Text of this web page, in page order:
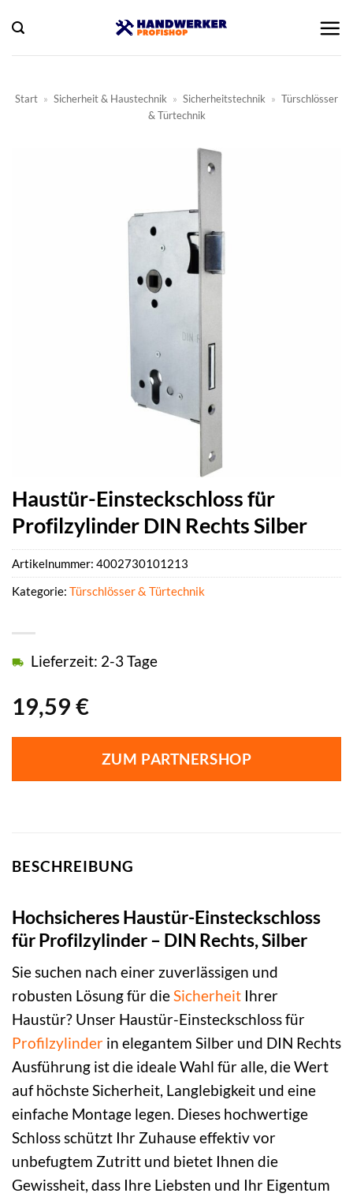
Inhalt
springen
Start » Sicherheit & Haustechnik » Sicherheitstechnik » Türschlösser
& Türtechnik
Haustür-Einsteckschloss für
Profilzylinder DIN Rechts Silber
19,59 €
Lieferzeit: 2-3 Tage
ZUM PARTNERSHOP
Artikelnummer: 4002730101213
Kategorie: Türschlösser & Türtechnik
BESCHREIBUNG
Hochsicheres Haustür-Einsteckschloss
für Profilzylinder – DIN Rechts, Silber
Sie suchen nach einer zuverlässigen und
robusten Lösung für dieSicherheit Ihrer
Haustür? Unser Haustür-Einsteckschloss für
Profilzylinder in elegantem Silber und DIN Rechts
Ausführung ist die ideale Wahl für alle, die Wert
auf höchste Sicherheit, Langlebigkeit und eine
einfache Montage legen. Dieses hochwertige
Schloss schützt Ihr Zuhause effektiv vor
unbefugtem Zutritt und bietet Ihnen die
Gewissheit, dass Ihre Liebsten und Ihr Eigentum